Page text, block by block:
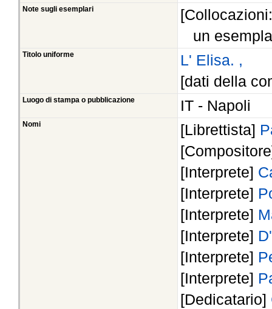
Note sugli esemplari
un
Titolo uniforme
L' Elisa. ,
[dati della
Luogo di stampa o pubblicazione IT - Napoli
Nomi [Librettista]
[Interprete]
[Interprete]
[Interprete]
[Interprete]
[Interprete]
[Interprete]
[Dedicatario]